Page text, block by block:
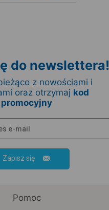
do newslettera!
z nowościami i
oraz otrzymaj kod
promocyjny
Zapisz się
Pomoc